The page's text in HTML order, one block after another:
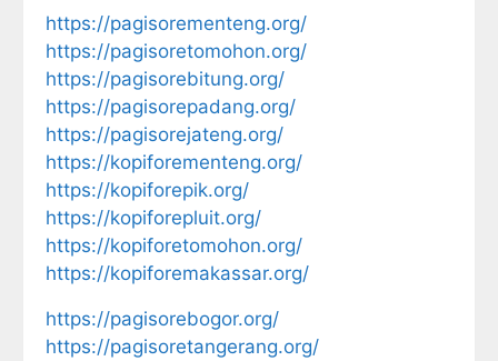
https://pagisorementeng.org/
https://pagisoretomohon.org/
https://pagisorebitung.org/
https://pagisorepadang.org/
https://pagisorejateng.org/
https://kopiforementeng.org/
https://kopiforepik.org/
https://kopiforepluit.org/
https://kopiforetomohon.org/
https://kopiforemakassar.org/
https://pagisorebogor.org/
https://pagisoretangerang.org/